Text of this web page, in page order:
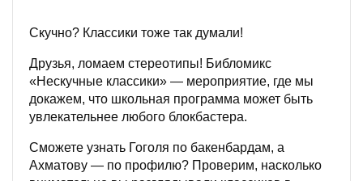
Скучно? Классики тоже так думали!
Друзья, ломаем стереотипы! Библомикс
«Нескучные классики» — мероприятие, где мы
докажем, что школьная программа может быть
увлекательнее любого блокбастера.
Сможете узнать Гоголя по бакенбардам, а
Ахматову — по профилю? Проверим, насколько